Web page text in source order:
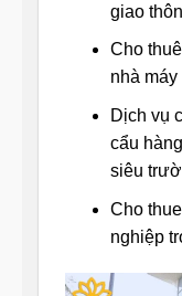
giao
Cho
nhà
Dịch vụ
cẩu
siêu
Cho
nghiệp